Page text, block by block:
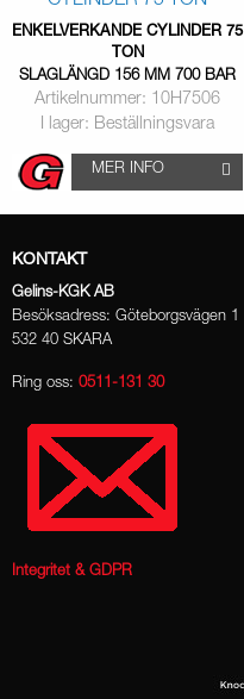
ENKELVERKANDE CYLINDER 75
TON
SLAGLÄNGD 156 MM 700 BAR
Artikelnummer: 10H7506
I lager: Beställningsvara
MER INFO
KONTAKT
Gelins-KGK AB
Besöksadress: Göteborgsvägen 1
532 40 SKARA
Ring oss: 0511-131 30
Integritet & GDPR